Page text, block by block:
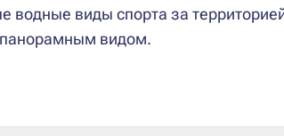
водные виды спорта за
видом.